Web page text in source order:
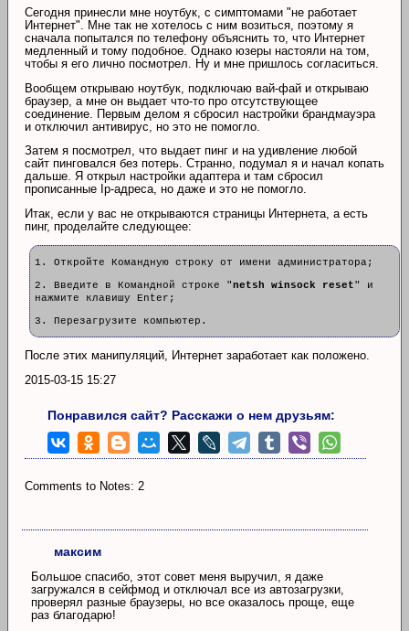
Сегодня принесли мне ноутбук, с симптомами "не работает
Интернет". Мне так не хотелось с ним возиться, поэтому я
сначала попытался по телефону объяснить то, что Интернет
медленный и тому подобное. Однако юзеры настояли на том,
чтобы я его лично посмотрел. Ну и мне пришлось согласиться.
Вообщем открываю ноутбук, подключаю вай-фай и открываю
браузер, а мне он выдает что-то про отсутствующее
соединение. Первым делом я сбросил настройки брандмауэра
и отключил антивирус, но это не помогло.
Затем я посмотрел, что выдает пинг и на удивление любой
сайт пинговался без потерь. Странно, подумал я и начал копать
дальше. Я открыл настройки адаптера и там сбросил
прописанные Ip-адреса, но даже и это не помогло.
Итак, если у вас не открываются страницы Интернета, а есть
пинг, проделайте следующее:
1. Откройте Командную строку от имени администратора;
2. Введите в Командной строке "netsh winsock reset" и
нажмите клавишу Enter;
3. Перезагрузите компьютер.
После этих манипуляций, Интернет заработает как положено.
2015-03-15 15:27
Понравился сайт? Расскажи о нем друзьям:
Comments to Notes: 2
максим
Большое спасибо, этот совет меня выручил, я даже
загружался в сейфмод и отключал все из автозагрузки,
проверял разные браузеры, но все оказалось проще, еще
раз благодарю!